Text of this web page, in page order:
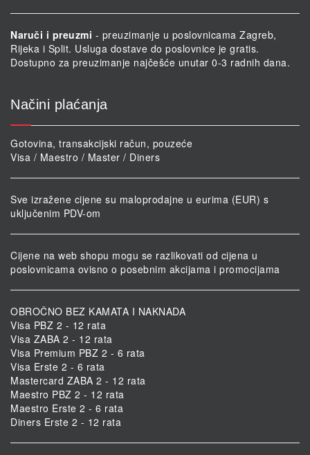
Naruči i preuzmi - preuzimanje u poslovnicama Zagreb,
Rijeka i Split. Usluga dostave do poslovnice je gratis.
Dostupno za preuzimanje najčešće unutar 0-3 radnih dana.
Načini plaćanja
Gotovina, transakcijski račun, pouzeće
Visa / Maestro / Master / Diners
Sve izražene cijene su maloprodajne u eurima (EUR) s
uključenim PDV-om
Cijene na web shopu mogu se razlikovati od cijena u
poslovnicama ovisno o posebnim akcijama i promocijama
OBROČNO BEZ KAMATA I NAKNADA
Visa PBZ 2 - 12 rata
Visa ZABA 2 - 12 rata
Visa Premium PBZ 2 - 6 rata
Visa Erste 2 - 6 rata
Mastercard ZABA 2 - 12 rata
Maestro PBZ 2 - 12 rata
Maestro Erste 2 - 6 rata
Diners Erste 2 - 12 rata